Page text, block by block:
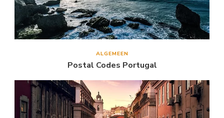
ALGEMEEN
Postal Codes Portugal